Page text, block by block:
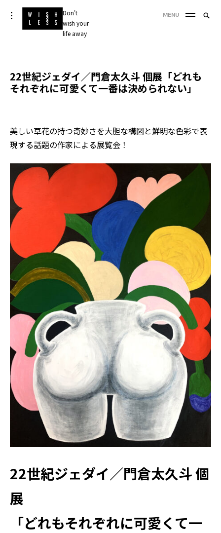
Skip
to
Don't
wish your
life away
toggle
open/close
sidebar
MENU
22世紀ジェダイ／門倉太久斗 個展「どれも
それぞれに可愛くて一番は決められない」
美しい草花の持つ奇妙さを大胆な構図と鮮明な色彩で表
現する話題の作家による展覧会！
22世紀ジェダイ／門倉太久斗 個
展
「どれもそれぞれに可愛くて一